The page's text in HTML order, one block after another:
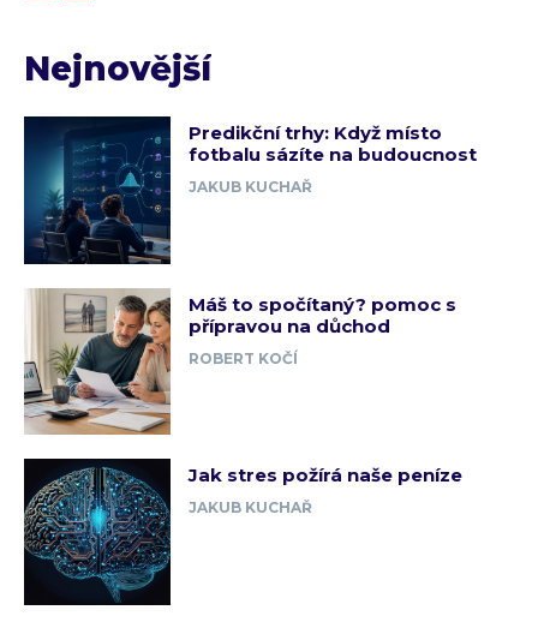
Nejnovější
Predikční trhy: Když místo
fotbalu sázíte na budoucnost
JAKUB KUCHAŘ
Máš to spočítaný? pomoc s
přípravou na důchod
ROBERT KOČÍ
Jak stres požírá naše peníze
JAKUB KUCHAŘ